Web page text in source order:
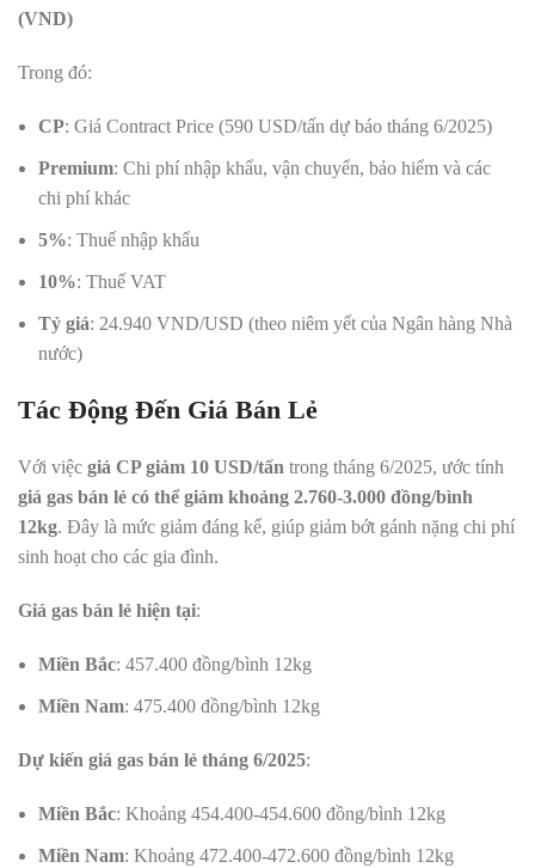
(VND)
Trong đó:
CP: Giá Contract Price (590 USD/tấn dự báo tháng 6/2025)
Premium: Chi phí nhập khẩu, vận chuyển, bảo hiểm và các
chi phí khác
5%: Thuế nhập khẩu
10%: Thuế VAT
Tỷ giá: 24.940 VND/USD (theo niêm yết của Ngân hàng Nhà
nước)
Tác Động Đến Giá Bán Lẻ
Với việc giá CP giảm 10 USD/tấn trong tháng 6/2025, ước tính
giá gas bán lẻ có thể giảm khoảng 2.760-3.000 đồng/bình
12kg. Đây là mức giảm đáng kể, giúp giảm bớt gánh nặng chi phí
sinh hoạt cho các gia đình.
Giá gas bán lẻ hiện tại:
Miền Bắc: 457.400 đồng/bình 12kg
Miền Nam: 475.400 đồng/bình 12kg
Dự kiến giá gas bán lẻ tháng 6/2025:
Miền Bắc: Khoảng 454.400-454.600 đồng/bình 12kg
Miền Nam: Khoảng 472.400-472.600 đồng/bình 12kg